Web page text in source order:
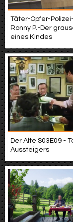
Täter-Opfer-
Ronny P.-Der
eines Kindes
Der Alte S03E09 -
Aussteigers